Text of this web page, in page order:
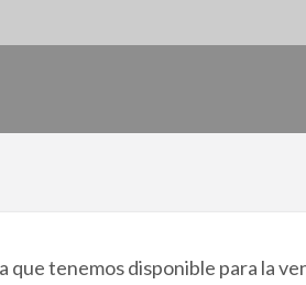
que tenemos disponible para la